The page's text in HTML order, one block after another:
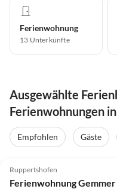
Ferienwohnung
13 Unterkünfte
Ausgewählte
Ferienwohnungen
Empfohlen Gäste
Ruppertshofen
Ferienwohnung Gemmer